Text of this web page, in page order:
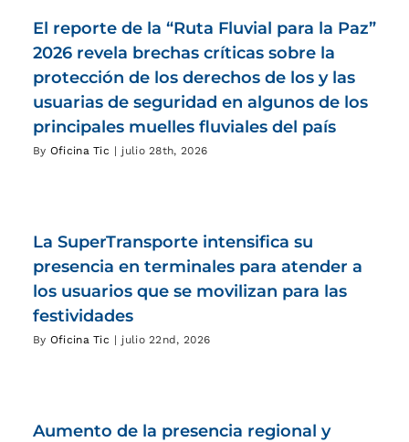
El reporte de la “Ruta Fluvial para la Paz”
2026 revela brechas críticas sobre la
protección de los derechos de los y las
usuarias de seguridad en algunos de los
principales muelles fluviales del país
By Oficina Tic | julio 28th, 2026
La SuperTransporte intensifica su
presencia en terminales para atender a
los usuarios que se movilizan para las
festividades
By Oficina Tic | julio 22nd, 2026
Aumento de la presencia regional y